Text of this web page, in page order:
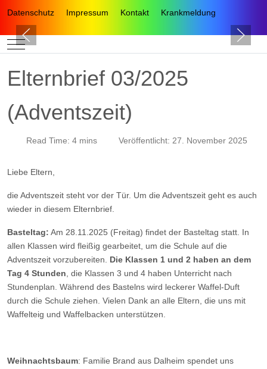
Datenschutz Impressum Kontakt Krankmeldung
Mobile Menu Toggle
Elternbrief 03/2025
(Adventszeit)
Read Time: 4 mins Veröffentlicht: 27. November 2025
Liebe Eltern,
die Adventszeit steht vor der Tür. Um die Adventszeit geht es auch
wieder in diesem Elternbrief.
Basteltag: Am 28.11.2025 (Freitag) findet der Basteltag statt. In
allen Klassen wird fleißig gearbeitet, um die Schule auf die
Adventszeit vorzubereiten. Die Klassen 1 und 2 haben an dem
Tag 4 Stunden, die Klassen 3 und 4 haben Unterricht nach
Stundenplan. Während des Bastelns wird leckerer Waffel-Duft
durch die Schule ziehen. Vielen Dank an alle Eltern, die uns mit
Waffelteig und Waffelbacken unterstützen.
Weihnachtsbaum: Familie Brand aus Dalheim spendet uns